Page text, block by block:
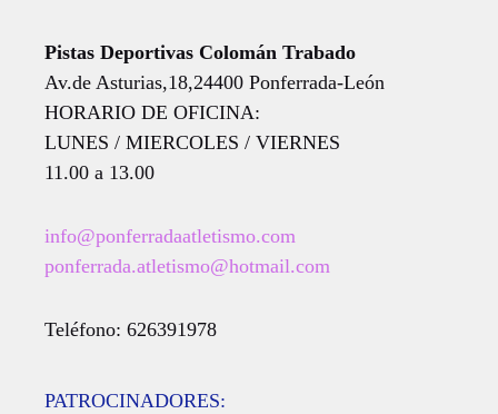
Pistas Deportivas Colomán Trabado
Av.de Asturias,18,24400 Ponferrada-León
HORARIO DE OFICINA:
LUNES / MIERCOLES / VIERNES
11.00 a 13.00
info@ponferradaatletismo.com
ponferrada.atletismo@hotmail.com
Teléfono: 626391978
PATROCINADORES: